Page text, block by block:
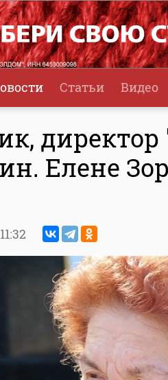
Статьи Видео
Елене
11:32